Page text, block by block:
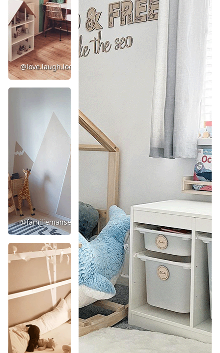
@love.laugh.loet
@familiemanser15